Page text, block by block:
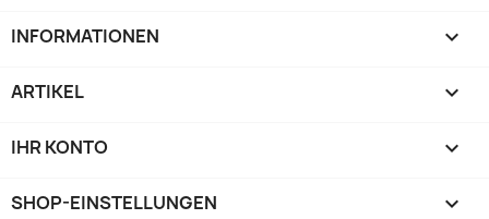
INFORMATIONEN 
ARTIKEL 
IHR KONTO 
SHOP-EINSTELLUNGEN keyboard_arrow_down